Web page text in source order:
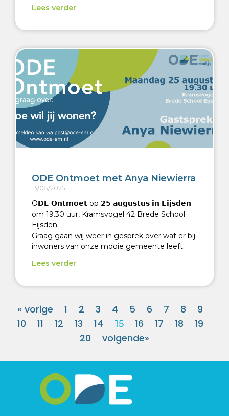
Lees verder
ODE Ontmoet met Anya Niewierra
13/08/2025
O𝗗𝗘 𝗢𝗻𝘁𝗺𝗼𝗲𝘁 op 𝟮𝟱 𝗮𝘂𝗴𝘂𝘀𝘁𝘂𝘀 𝗶𝗻 𝗘𝗶𝗷𝘀𝗱𝗲𝗻
om 19.30 uur, Kramsvogel 42 Brede School
Eijsden.
Graag gaan wij weer in gesprek over wat er bij
inwoners van onze mooie gemeente leeft.
Lees verder
« vorige 1 2 3 4 5 6 7 8
9
10
11 12 13 14 15 16 17 18
19
20
volgende»